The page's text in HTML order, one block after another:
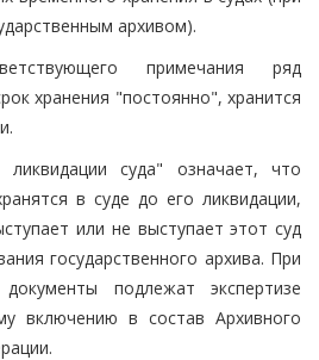
архивом).
примечания ряд
хранения "постоянно", хранится
суда" означает, что
в суде до его ликвидации,
или не выступает этот суд
государственного архива. При
подлежат экспертизе
включению в состав Архивного